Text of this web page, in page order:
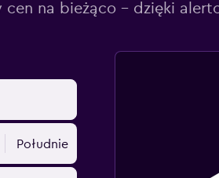
cen na bieżąco – dzięki
Południe